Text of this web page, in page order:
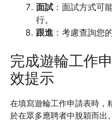
面試 ：面試方式可
行。
跟進 ：考慮查詢您
完成遊輪工作
效提示
在填寫遊輪工作申請表時，
於在眾多應聘者中脫穎而出。